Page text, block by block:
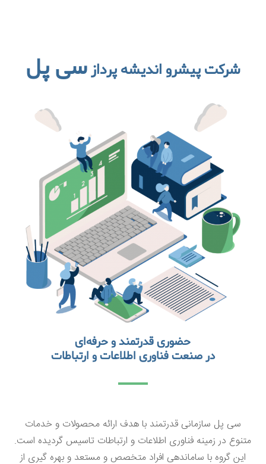
شرکت پیشرو اندیشه پردازسی پل
حضوری قدرتمند و حرفه‌ای
در صنعت فناوری اطلاعات و ارتباطات
سی پل سازمانی قدرتمند با هدف ارائه محصولات و خدمات
متنوع در زمینه فناوری اطلاعات و ارتباطات تاسیس گردیده است.
این گروه با ساماندهی افراد متخصص و مستعد و بهره گیری از